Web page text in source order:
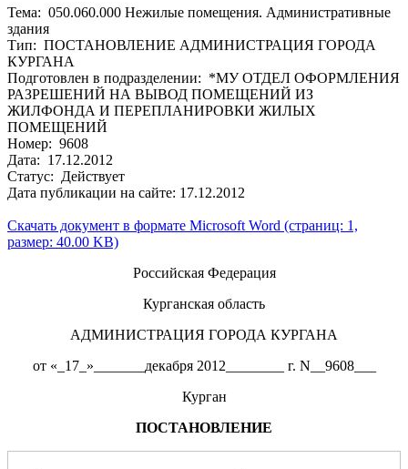
Тема: 050.060.000 Нежилые помещения. Административные
здания
Тип: ПОСТАНОВЛЕНИЕ АДМИНИСТРАЦИЯ ГОРОДА
КУРГАНА
Подготовлен в подразделении: *МУ ОТДЕЛ ОФОРМЛЕНИЯ
РАЗРЕШЕНИЙ НА ВЫВОД ПОМЕЩЕНИЙ ИЗ
ЖИЛФОНДА И ПЕРЕПЛАНИРОВКИ ЖИЛЫХ
ПОМЕЩЕНИЙ
Номер: 9608
Дата: 17.12.2012
Статус: Действует
Дата публикации на сайте: 17.12.2012
Скачать документ в формате Microsoft Word (страниц: 1,
размер: 40.00 KB)
Российская Федерация
Курганская область
АДМИНИСТРАЦИЯ ГОРОДА КУРГАНА
от «_17_»_______декабря 2012________ г. N__9608___
Курган
ПОСТАНОВЛЕНИЕ